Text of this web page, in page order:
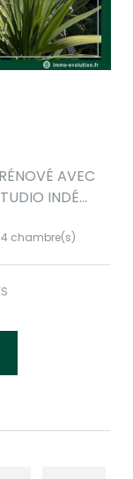
AVEC
INDÉ...
4 chambre(s)